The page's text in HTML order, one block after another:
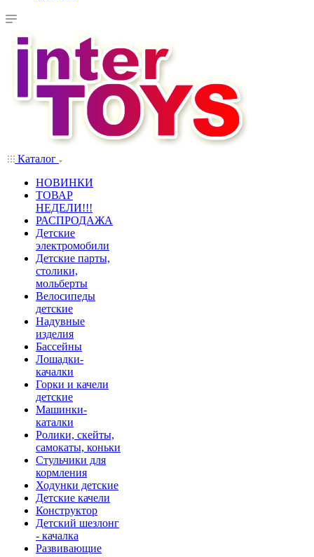
Каталог
НОВИНКИ
ТОВАР
НЕДЕЛИ!!!
РАСПРОДАЖА
Детские
электромобили
Детские парты,
столики,
мольберты
Велосипеды
детские
Надувные
изделия
Бассейны
Лошадки-
качалки
Горки и качели
детские
Машинки-
каталки
Ролики, скейты,
самокаты, коньки
Стульчики для
кормления
Ходунки детские
Детские качели
Конструктор
Детский шезлонг
- качалка
Развивающие